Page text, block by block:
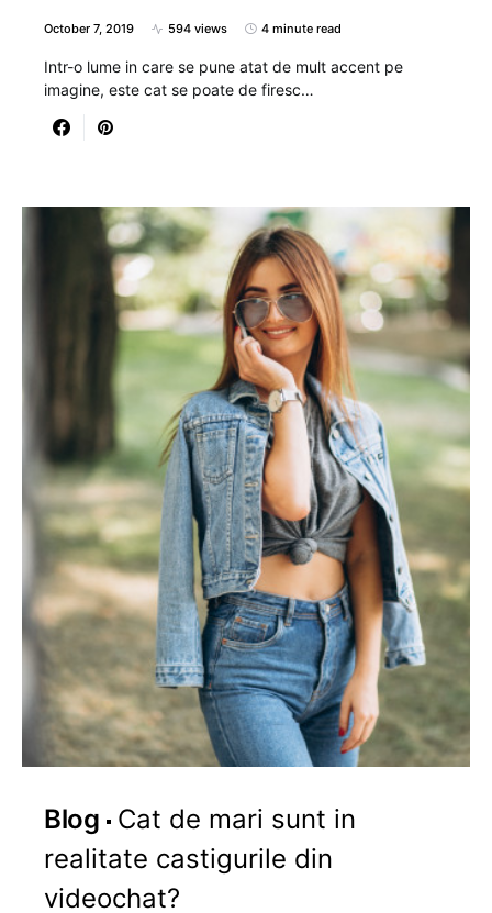
October 7, 2019 594 views 4 minute read
Intr-o lume in care se pune atat de mult accent pe
imagine, este cat se poate de firesc…
Blog
Cat de mari sunt in
realitate castigurile din
videochat?